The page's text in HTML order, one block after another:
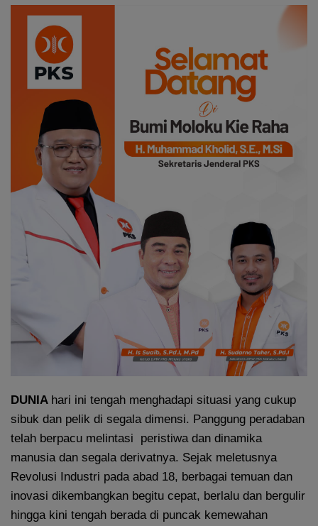
DUNIA hari ini tengah menghadapi situasi yang cukup
sibuk dan pelik di segala dimensi. Panggung peradaban
telah berpacu melintasi peristiwa dan dinamika
manusia dan segala derivatnya. Sejak meletusnya
Revolusi Industri pada abad 18, berbagai temuan dan
inovasi dikembangkan begitu cepat, berlalu dan bergulir
hingga kini tengah berada di puncak kemewahan